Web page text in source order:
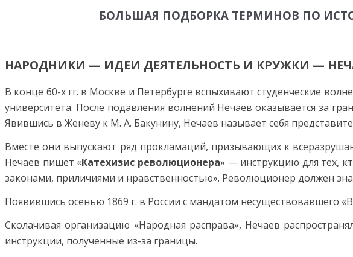
БОЛЬШАЯ ПОДБОРКА ТЕРМИНОВ ПО
НАРОДНИКИ — ИДЕИ ДЕЯТЕЛЬНОСТЬ И КРУЖКИ —
В конце 60-х гг. в Москве и Петербурге вспыхивают студенческие
университета. После подавления волнений Нечаев оказывается за
Явившись в Женеву к М. А. Бакунину, Нечаев называет себя
Вместе они выпускают ряд прокламаций, призывающих к
Нечаев пишет «Катехизис революционера» — инструкцию для тех,
законами, приличиями и нравственностью». Революционер должен
Появившись осенью 1869 г. в России с мандатом несуществовавшего
Сколачивая организацию «Народная расправа», Нечаев
инструкции, полученные из-за границы.